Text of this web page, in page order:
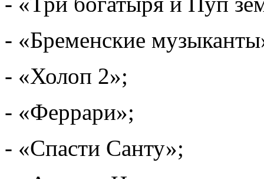
- «Бременские
- «Холоп 2»;
- «Феррари»;
- «Спасти Санту»;